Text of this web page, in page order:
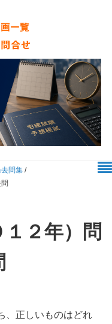
問集 /
２年）問
、正しいものはどれ